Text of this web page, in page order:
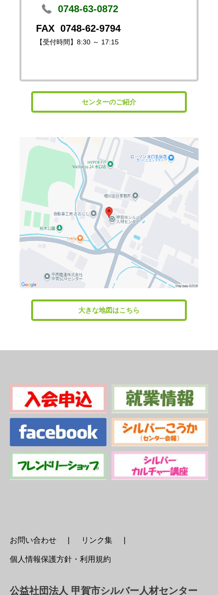
0748-63-0872
0748-62-9794
【受付時間】8:30 ～ 17:15
センターのご紹介
大きな地図はこちら
お問い合わせ リンク集
個人情報保護方針・利用規約
公益社団法人 甲賀市シルバー人材センター